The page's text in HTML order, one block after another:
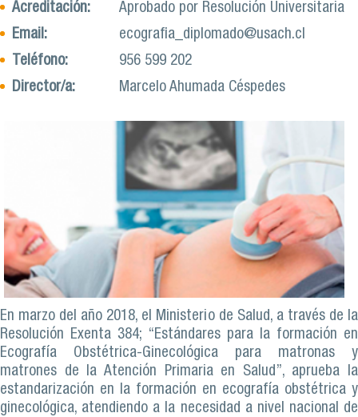
Acreditación:
Aprobado por Resolución Universitaria
Email:
ecografia_diplomado@usach.cl
Teléfono:
956 599 202
Director/a:
Marcelo Ahumada Céspedes
En marzo del año 2018, el Ministerio de Salud, a través de la
Resolución Exenta 384; “Estándares para la formación en
Ecografía Obstétrica-Ginecológica para matronas y
matrones de la Atención Primaria en Salud”, aprueba la
estandarización en la formación en ecografía obstétrica y
ginecológica, atendiendo a la necesidad a nivel nacional de